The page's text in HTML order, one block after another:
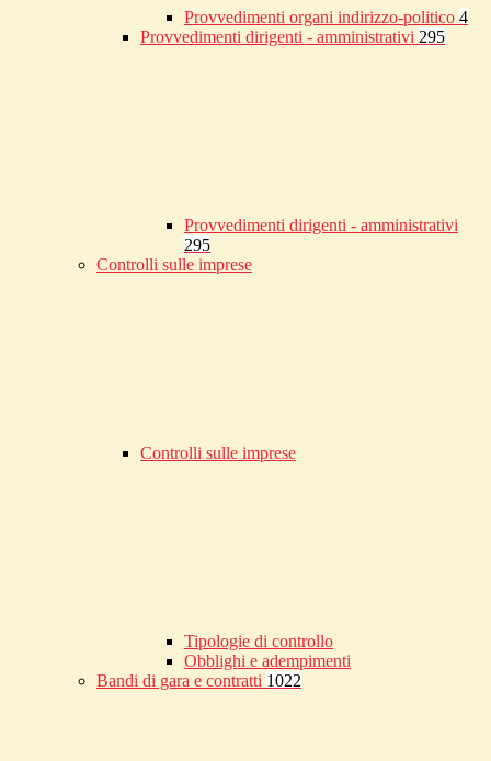
Provvedimenti organi indirizzo-politico 4
Provvedimenti dirigenti - amministrativi 295
Provvedimenti dirigenti - amministrativi
295
Controlli sulle imprese
Controlli sulle imprese
Tipologie di controllo
Obblighi e adempimenti
Bandi di gara e contratti 1022